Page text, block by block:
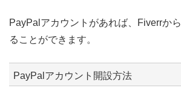
PayPalアカウントがあれば、Fiverrか
ることができます。
PayPalアカウント開設方法